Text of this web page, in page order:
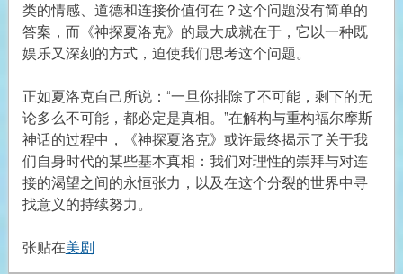
类的情感、道德和连接价值何在？这个问题没有简单的
答案，而《神探夏洛克》的最大成就在于，它以一种既
娱乐又深刻的方式，迫使我们思考这个问题。
正如夏洛克自己所说：“一旦你排除了不可能，剩下的无
论多么不可能，都必定是真相。”在解构与重构福尔摩斯
神话的过程中，《神探夏洛克》或许最终揭示了关于我
们自身时代的某些基本真相：我们对理性的崇拜与对连
接的渴望之间的永恒张力，以及在这个分裂的世界中寻
找意义的持续努力。
张贴在美剧